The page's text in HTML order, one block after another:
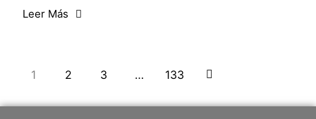
Leer Más
1 2 3 … 133